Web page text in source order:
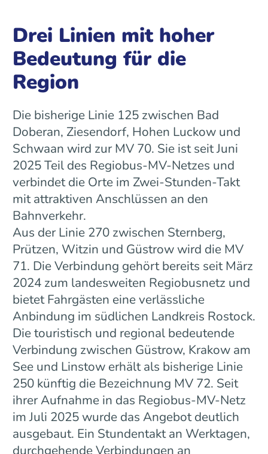
Drei Linien mit hoher
Bedeutung für die
Region
Die bisherige Linie 125 zwischen Bad
Doberan, Ziesendorf, Hohen Luckow und
Schwaan wird zur MV 70. Sie ist seit Juni
2025 Teil des Regiobus-MV-Netzes und
verbindet die Orte im Zwei-Stunden-Takt
mit attraktiven Anschlüssen an den
Bahnverkehr.
Aus der Linie 270 zwischen Sternberg,
Prützen, Witzin und Güstrow wird die MV
71. Die Verbindung gehört bereits seit März
2024 zum landesweiten Regiobusnetz und
bietet Fahrgästen eine verlässliche
Anbindung im südlichen Landkreis Rostock.
Die touristisch und regional bedeutende
Verbindung zwischen Güstrow, Krakow am
See und Linstow erhält als bisherige Linie
250 künftig die Bezeichnung MV 72. Seit
ihrer Aufnahme in das Regiobus-MV-Netz
im Juli 2025 wurde das Angebot deutlich
ausgebaut. Ein Stundentakt an Werktagen,
durchgehende Verbindungen an